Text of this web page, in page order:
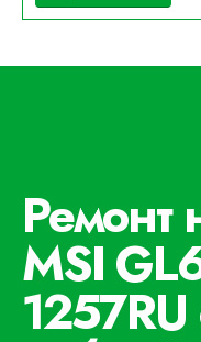
Ремонт
MSI